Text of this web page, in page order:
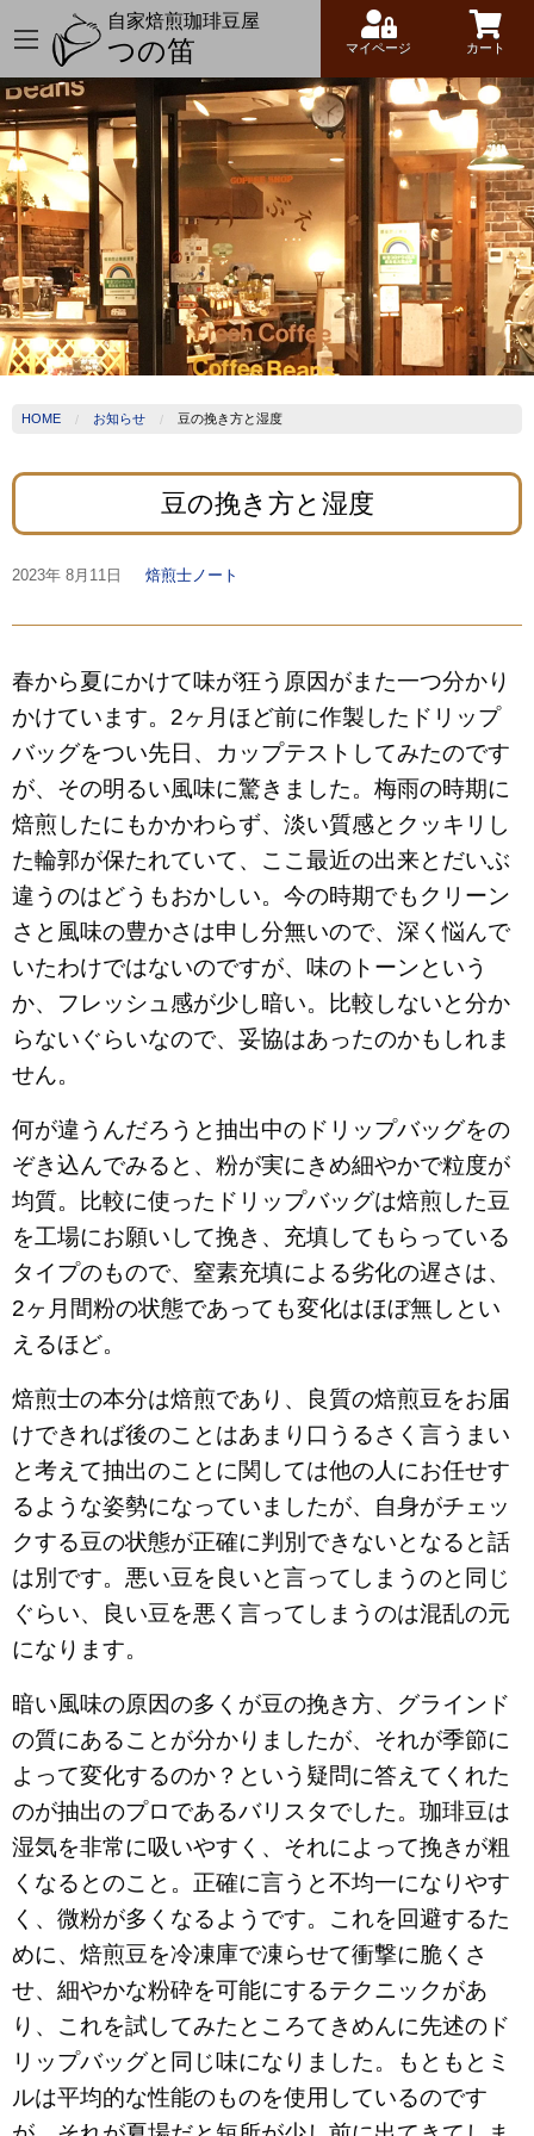
自家焙煎珈琲豆屋
つの笛 マイページ カート
HOME お知らせ 豆の挽き方と湿度
豆の挽き方と湿度
2023年 8月11日 焙煎士ノート
春から夏にかけて味が狂う原因がまた一つ分かり
かけています。2ヶ月ほど前に作製したドリップ
バッグをつい先日、カップテストしてみたのです
が、その明るい風味に驚きました。梅雨の時期に
焙煎したにもかかわらず、淡い質感とクッキリし
た輪郭が保たれていて、ここ最近の出来とだいぶ
違うのはどうもおかしい。今の時期でもクリーン
さと風味の豊かさは申し分無いので、深く悩んで
いたわけではないのですが、味のトーンという
か、フレッシュ感が少し暗い。比較しないと分か
らないぐらいなので、妥協はあったのかもしれま
せん。
何が違うんだろうと抽出中のドリップバッグをの
ぞき込んでみると、粉が実にきめ細やかで粒度が
均質。比較に使ったドリップバッグは焙煎した豆
を工場にお願いして挽き、充填してもらっている
タイプのもので、窒素充填による劣化の遅さは、
2ヶ月間粉の状態であっても変化はほぼ無しとい
えるほど。
焙煎士の本分は焙煎であり、良質の焙煎豆をお届
けできれば後のことはあまり口うるさく言うまい
と考えて抽出のことに関しては他の人にお任せす
るような姿勢になっていましたが、自身がチェッ
クする豆の状態が正確に判別できないとなると話
は別です。悪い豆を良いと言ってしまうのと同じ
ぐらい、良い豆を悪く言ってしまうのは混乱の元
になります。
暗い風味の原因の多くが豆の挽き方、グラインド
の質にあることが分かりましたが、それが季節に
よって変化するのか？という疑問に答えてくれた
のが抽出のプロであるバリスタでした。珈琲豆は
湿気を非常に吸いやすく、それによって挽きが粗
くなるとのこと。正確に言うと不均一になりやす
く、微粉が多くなるようです。これを回避するた
めに、焙煎豆を冷凍庫で凍らせて衝撃に脆くさ
せ、細やかな粉砕を可能にするテクニックがあ
り、これを試してみたところてきめんに先述のド
リップバッグと同じ味になりました。もともとミ
ルは平均的な性能のものを使用しているのです